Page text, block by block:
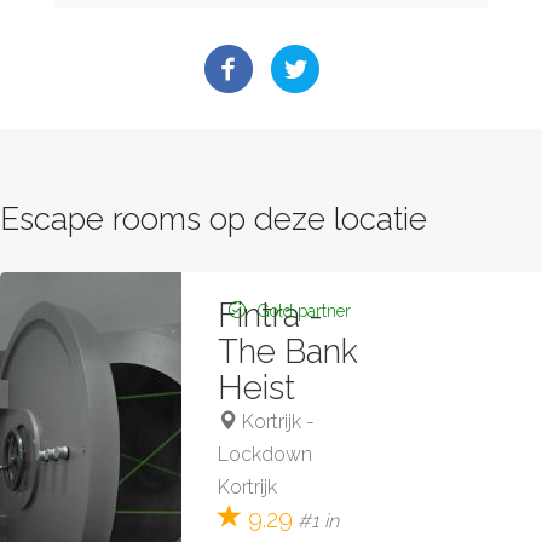
Escape rooms op deze locatie
Gold partner
Fintra -
The Bank
Heist
Kortrijk -
Lockdown
Kortrijk
9.29 #1 in